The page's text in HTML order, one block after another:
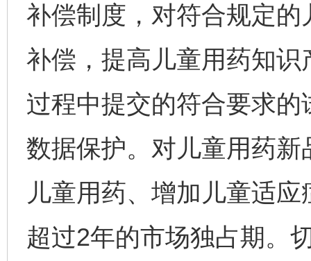
补偿制度，对符合规定
补偿，提高儿童用药知
过程中提交的符合要求
数据保护。对儿童用药
儿童用药、增加儿童适
超过2年的市场独占期。